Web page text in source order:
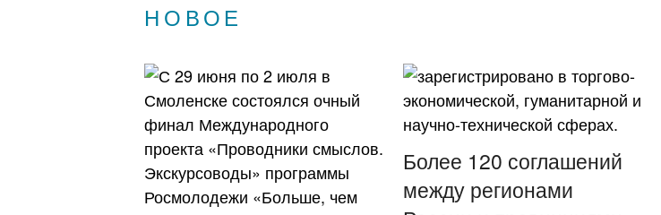
НОВОЕ
Более 120 соглашений
между регионами